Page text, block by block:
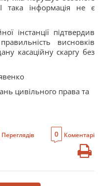
інформація не є
інстанції підтвердив
висновків
касаційну скаргу без
цивільного права та
Переглядів 0 Коментарі